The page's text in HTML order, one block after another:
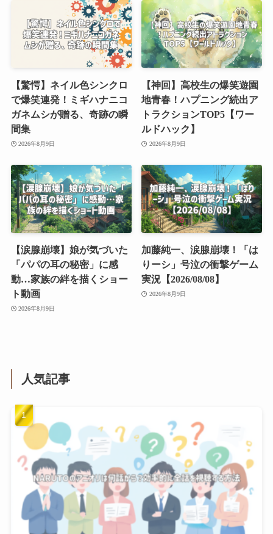
【驚愕】ネイル色シンクロ
で爆笑連発！ミギハナニコ
ガネムシが贈る、奇跡の瞬
間集
2026年8月9日
【神回】高校生の爆笑遊園
地青春！ハプニング続出ア
トラクションTOP5【ワー
ルドハック】
2026年8月9日
【涙腺崩壊】娘が気づいた
「パパの耳の秘密」に感
動…家族の絆を描くショー
ト動画
2026年8月9日
加藤純一、涙腺崩壊！「は
りーシ」号泣の衝撃ゲーム
実況【2026/08/08】
2026年8月9日
人気記事